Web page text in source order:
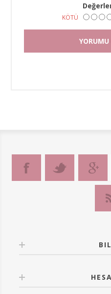
KÖTÜ